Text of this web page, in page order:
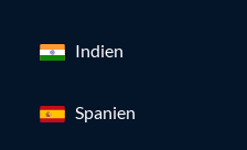
Indien
Spanien